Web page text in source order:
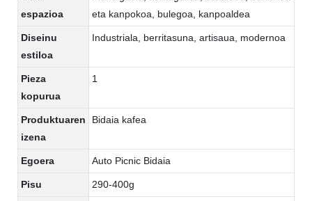
espazioa
eta kanpokoa, bulegoa, kanpoaldea
Diseinu
estiloa
Industriala, berritasuna, artisaua, modernoa
Pieza
kopurua
1
Produktuaren
izena
Bidaia kafea
Egoera Auto Picnic Bidaia
Pisu 290-400g